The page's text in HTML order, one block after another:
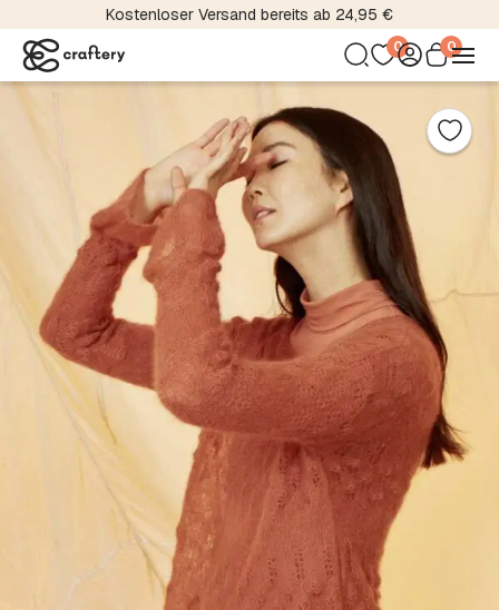
Kostenloser Versand bereits ab 24,95 €
0 0